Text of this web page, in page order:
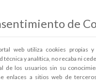
y Empleo
de
web utiliza cookies propias
técnica y analítica, no recaba ni
de los usuarios sin su
enlaces a sitios web de